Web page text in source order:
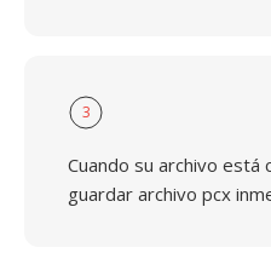
3
Cuando su archivo está
guardar archivo pcx